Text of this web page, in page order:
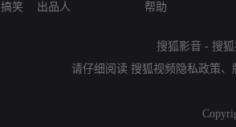
搞笑
出品人
帮助
搜狐影音 - 搜
请仔细阅读 搜狐视频隐私政策、